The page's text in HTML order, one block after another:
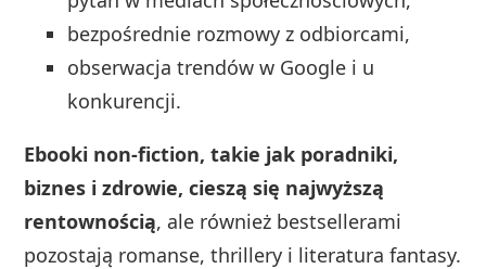
bezpośrednie rozmowy z odbiorcami,
obserwacja trendów w Google i u
konkurencji.
Ebooki non-fiction, takie jak poradniki,
biznes i zdrowie, cieszą się najwyższą
rentownością, ale również bestsellerami
pozostają romanse, thrillery i literatura fantasy.